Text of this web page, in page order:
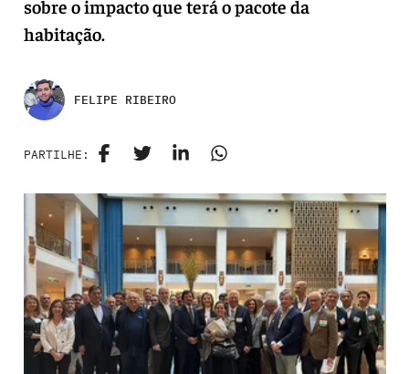
sobre o impacto que terá o pacote da
habitação.
FELIPE RIBEIRO
PARTILHE: